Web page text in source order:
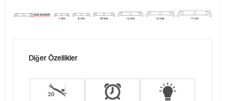
Diğer Özellikler